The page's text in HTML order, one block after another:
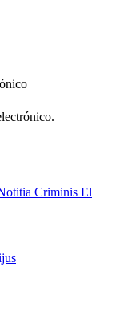
Criminis El